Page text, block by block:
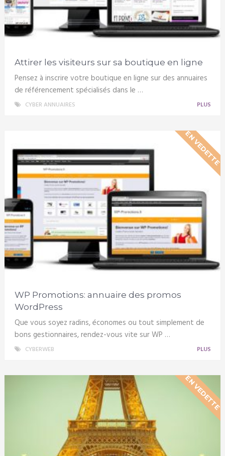
Attirer les visiteurs sur sa boutique en ligne
Pensez à inscrire votre boutique en ligne sur des annuaires
de référencement spécialisés dans le …
CYBER ANNUAIRES PLUS
EN VEDETTE
WP Promotions: annuaire des promos
WordPress
Que vous soyez radins, économes ou tout simplement de
bons gestionnaires, rendez-vous vite sur WP …
CYBERWEB PLUS
EN VEDETTE